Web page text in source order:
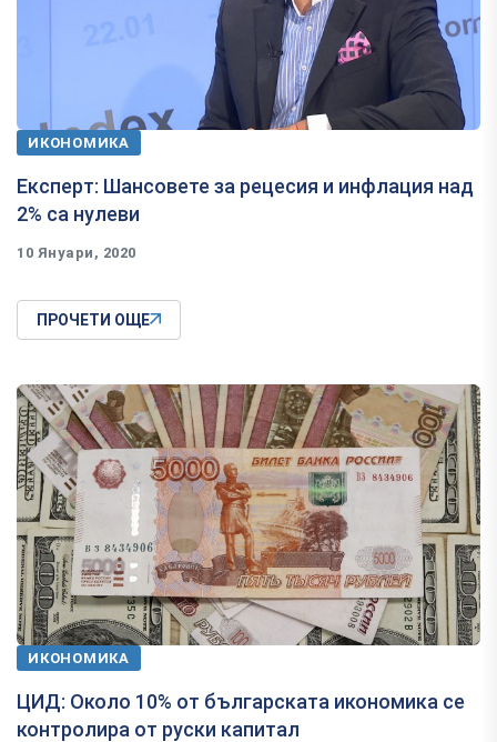
ИКОНОМИКА
Експерт: Шансовете за рецесия и инфлация над
2% са нулеви
10 Януари, 2020
ПРОЧЕТИ ОЩЕ
ИКОНОМИКА
ЦИД: Около 10% от българската икономика се
контролира от руски капитал